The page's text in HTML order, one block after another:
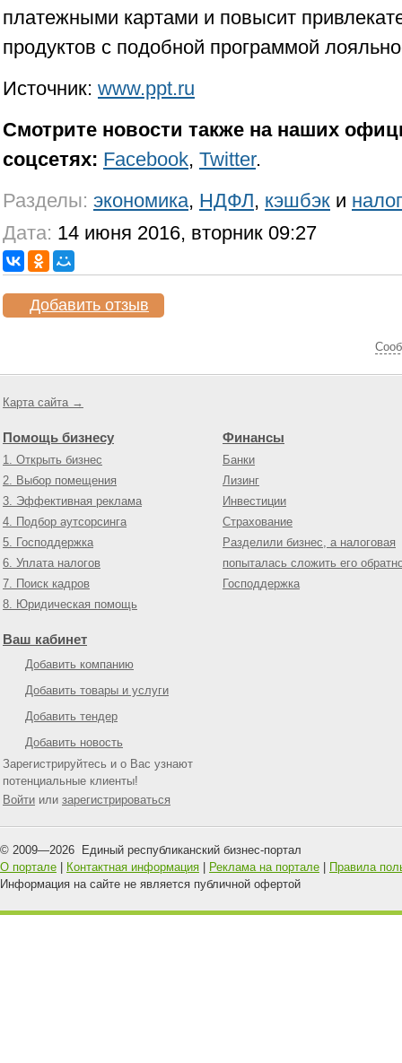
платежными картами и повысит
продуктов с подобной программой
Источник: www.ppt.ru
Смотрите новости также на наших
соцсетях: Facebook, Twitter.
Разделы: экономика, НДФЛ, кэшбэк и налог
Дата: 14 июня 2016, вторник 09:27
Добавить отзыв
Карта сайта →
Помощь бизнесу
1. Открыть бизнес
2. Выбор помещения
3. Эффективная реклама
4. Подбор аутсорсинга
5. Господдержка
6. Уплата налогов
7. Поиск кадров
8. Юридическая помощь
Финансы
Банки
Лизинг
Инвестиции
Страхование
Разделили бизнес, а налоговая
попыталась сложить его
Господдержка
Ваш кабинет
Добавить компанию
Добавить товары и услуги
Добавить тендер
Добавить новость
Зарегистрируйтесь и о Вас узнают
потенциальные клиенты!
Войти или зарегистрироваться
© 2009—2026 Единый республиканский бизнес-портал
О портале
Контактная информация Реклама на портале
Правила
Информация на сайте не является публичной офертой